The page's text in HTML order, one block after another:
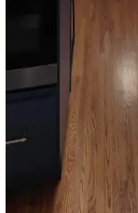
Salon duvarlarında rafların
mobilya düzeni mekânın
Doğru duvar rengi ve sanat
Oda Düzenlemesinde
Estetik Değerlendirme
Oda düzenlemesinde boş
eserleriyle değerlendirilmesi
yerleştirme ile fonksiyonel ve
Mutfak Köşesini
Getirme Pratik
Mutfak köşenizi düzenlerken
bitkileri doğru